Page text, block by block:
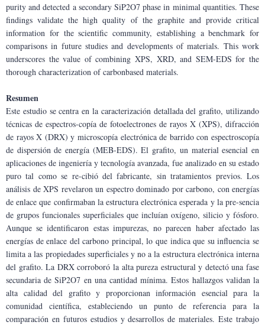
purity and detected a secondary SiP2O7 phase in minimal quantities. These
findings validate the high quality of the graphite and provide critical
information for the scientific community, establishing a benchmark for
comparisons in future studies and developments of materials. This work
underscores the value of combining XPS, XRD, and SEM-EDS for the
thorough characterization of carbonbased materials.
Resumen
Este estudio se centra en la caracterización detallada del grafito, utilizando
técnicas de espectros-copía de fotoelectrones de rayos X (XPS), difracción
de rayos X (DRX) y microscopía electrónica de barrido con espectroscopía
de dispersión de energía (MEB-EDS). El grafito, un material esencial en
aplicaciones de ingeniería y tecnología avanzada, fue analizado en su estado
puro tal como se re-cibió del fabricante, sin tratamientos previos. Los
análisis de XPS revelaron un espectro dominado por carbono, con energías
de enlace que confirmaban la estructura electrónica esperada y la pre-sencia
de grupos funcionales superficiales que incluían oxígeno, silicio y fósforo.
Aunque se identificaron estas impurezas, no parecen haber afectado las
energías de enlace del carbono principal, lo que indica que su influencia se
limita a las propiedades superficiales y no a la estructura electrónica interna
del grafito. La DRX corroboró la alta pureza estructural y detectó una fase
secundaria de SiP2O7 en una cantidad mínima. Estos hallazgos validan la
alta calidad del grafito y proporcionan información esencial para la
comunidad científica, estableciendo un punto de referencia para la
comparación en futuros estudios y desarrollos de materiales. Este trabajo